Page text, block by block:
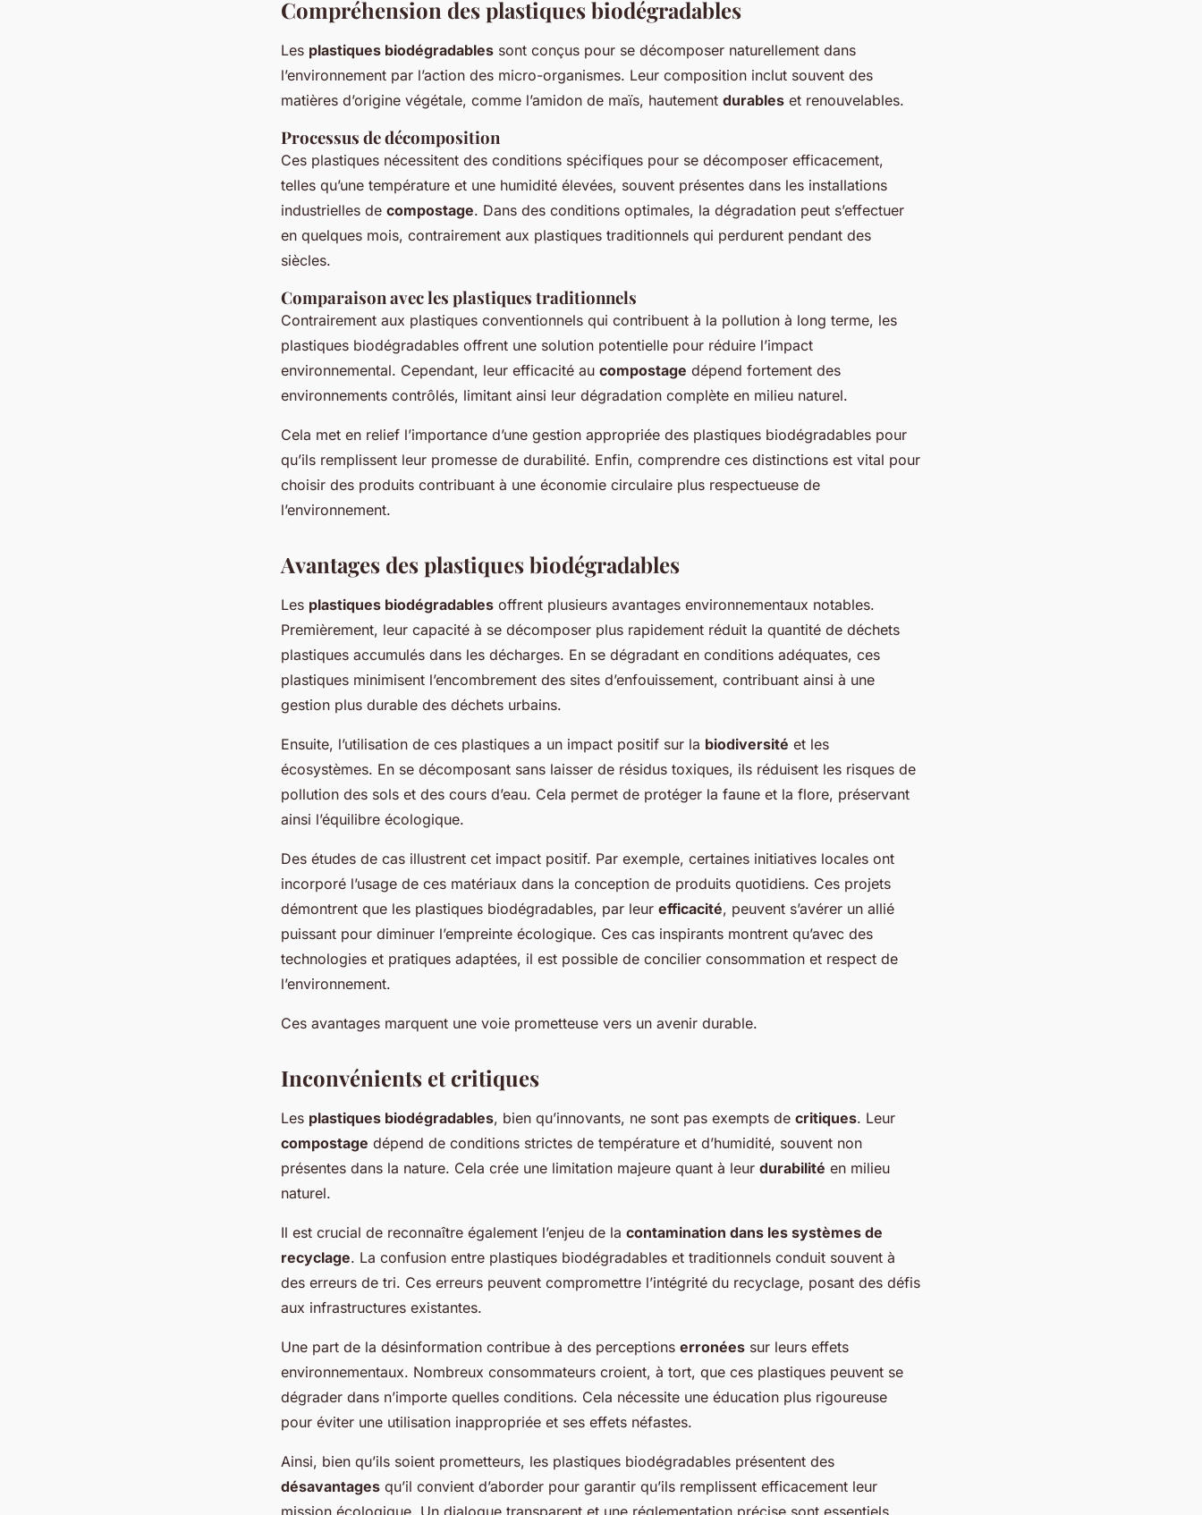
Compréhension des plastiques biodégradables
Les plastiques biodégradables sont conçus pour se décomposer naturellement dans
l’environnement par l’action des micro-organismes. Leur composition inclut souvent des
matières d’origine végétale, comme l’amidon de maïs, hautement durables et renouvelables.
Processus de décomposition
Ces plastiques nécessitent des conditions spécifiques pour se décomposer efficacement,
telles qu’une température et une humidité élevées, souvent présentes dans les installations
industrielles de compostage. Dans des conditions optimales, la dégradation peut s’effectuer
en quelques mois, contrairement aux plastiques traditionnels qui perdurent pendant des
siècles.
Comparaison avec les plastiques traditionnels
Contrairement aux plastiques conventionnels qui contribuent à la pollution à long terme, les
plastiques biodégradables offrent une solution potentielle pour réduire l’impact
environnemental. Cependant, leur efficacité au compostage dépend fortement des
environnements contrôlés, limitant ainsi leur dégradation complète en milieu naturel.
Cela met en relief l’importance d’une gestion appropriée des plastiques biodégradables pour
qu’ils remplissent leur promesse de durabilité. Enfin, comprendre ces distinctions est vital pour
choisir des produits contribuant à une économie circulaire plus respectueuse de
l’environnement.
Avantages des plastiques biodégradables
Les plastiques biodégradables offrent plusieurs avantages environnementaux notables.
Premièrement, leur capacité à se décomposer plus rapidement réduit la quantité de déchets
plastiques accumulés dans les décharges. En se dégradant en conditions adéquates, ces
plastiques minimisent l’encombrement des sites d’enfouissement, contribuant ainsi à une
gestion plus durable des déchets urbains.
Ensuite, l’utilisation de ces plastiques a un impact positif sur la biodiversité et les
écosystèmes. En se décomposant sans laisser de résidus toxiques, ils réduisent les risques de
pollution des sols et des cours d’eau. Cela permet de protéger la faune et la flore, préservant
ainsi l’équilibre écologique.
Des études de cas illustrent cet impact positif. Par exemple, certaines initiatives locales ont
incorporé l’usage de ces matériaux dans la conception de produits quotidiens. Ces projets
démontrent que les plastiques biodégradables, par leur efficacité, peuvent s’avérer un allié
puissant pour diminuer l’empreinte écologique. Ces cas inspirants montrent qu’avec des
technologies et pratiques adaptées, il est possible de concilier consommation et respect de
l’environnement.
Ces avantages marquent une voie prometteuse vers un avenir durable.
Inconvénients et critiques
Les plastiques biodégradables, bien qu’innovants, ne sont pas exempts de critiques. Leur
compostage dépend de conditions strictes de température et d’humidité, souvent non
présentes dans la nature. Cela crée une limitation majeure quant à leur durabilité en milieu
naturel.
Il est crucial de reconnaître également l’enjeu de la contamination dans les systèmes de
recyclage. La confusion entre plastiques biodégradables et traditionnels conduit souvent à
des erreurs de tri. Ces erreurs peuvent compromettre l’intégrité du recyclage, posant des défis
aux infrastructures existantes.
Une part de la désinformation contribue à des perceptions erronées sur leurs effets
environnementaux. Nombreux consommateurs croient, à tort, que ces plastiques peuvent se
dégrader dans n’importe quelles conditions. Cela nécessite une éducation plus rigoureuse
pour éviter une utilisation inappropriée et ses effets néfastes.
Ainsi, bien qu’ils soient prometteurs, les plastiques biodégradables présentent des
désavantages qu’il convient d’aborder pour garantir qu’ils remplissent efficacement leur
mission écologique. Un dialogue transparent et une réglementation précise sont essentiels